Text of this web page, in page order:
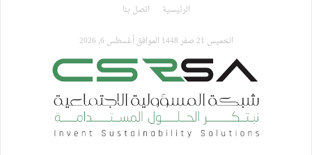
الرئيسية اتصل بنا
الخميس 21 صفر 1448 الموافق أغسطس 6, 2026